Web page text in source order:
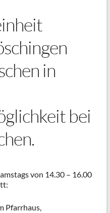
in
bei
von 14.30 – 16.00
Pfarrhaus,